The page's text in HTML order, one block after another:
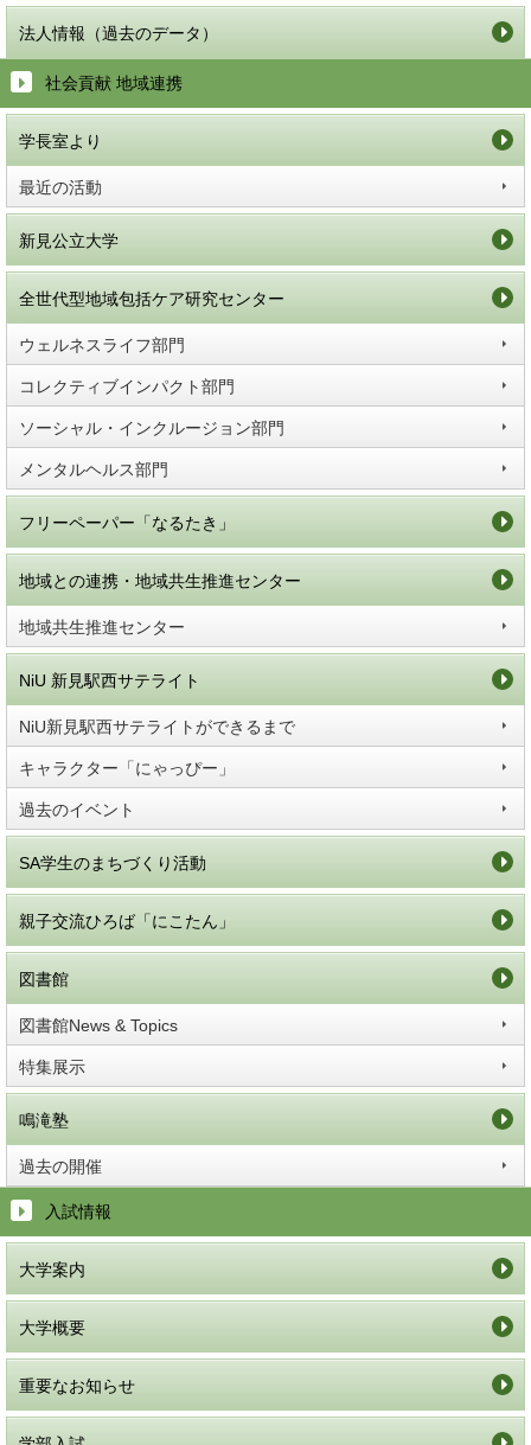
法人情報（過去のデータ）
社会貢献 地域連携
学長室より
最近の活動
新見公立大学
全世代型地域包括ケア研究センター
ウェルネスライフ部門
コレクティブインパクト部門
ソーシャル・インクルージョン部門
メンタルヘルス部門
フリーペーパー「なるたき」
地域との連携・地域共生推進センター
地域共生推進センター
NiU 新見駅西サテライト
NiU新見駅西サテライトができるまで
キャラクター「にゃっぴー」
過去のイベント
SA学生のまちづくり活動
親子交流ひろば「にこたん」
図書館
図書館News & Topics
特集展示
鳴滝塾
過去の開催
入試情報
大学案内
大学概要
重要なお知らせ